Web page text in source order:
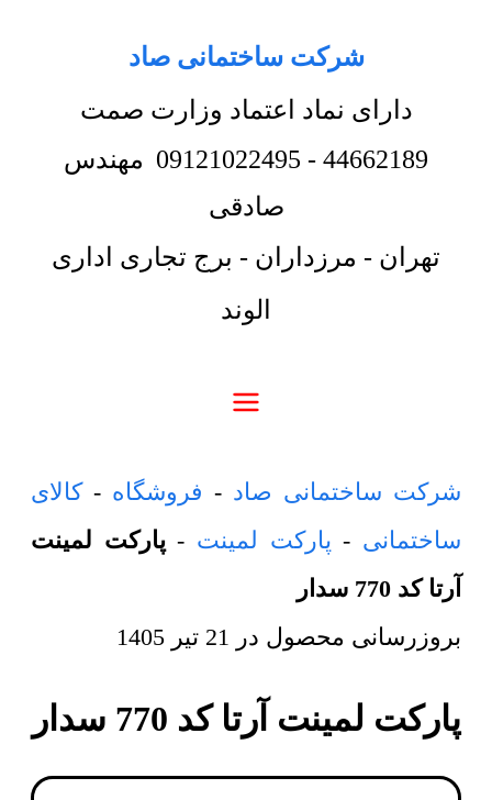
شرکت ساختمانی صاد
دارای نماد اعتماد وزارت صمت
44662189
-
09121022495 مهندس
صادقی
تهران - مرزداران - برج تجاری اداری
الوند
شرکت ساختمانی صاد - فروشگاه -کالای
ساختمانی - پارکت لمینت -پارکت لمینت
آرتا کد 770 سدار
بروزرسانی محصول در 21 تیر 1405
پارکت لمینت آرتا کد 770 سدار